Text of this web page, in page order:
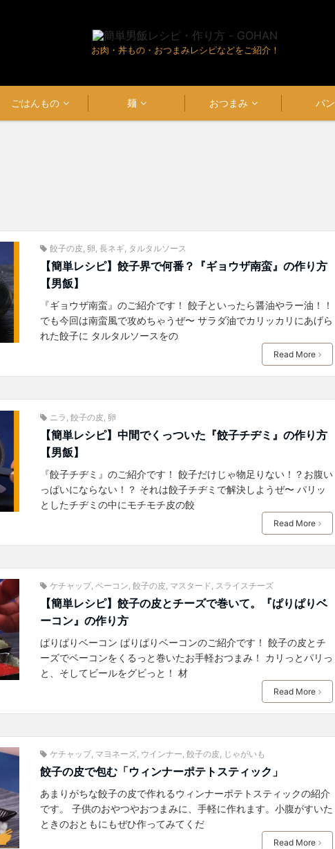
お肉・丼もの・おつまみレシピなどをご紹介！
ごはんもの 麺 おつまみ パン
餃子の皮, 卵, 長ネギ, タルタルソース
【簡単レシピ】餃子界で何番？『ギョウザ南蛮』の作り方
【男飯】
『ギョウザ南蛮』のご紹介です！ 餃子といったら醤油やラー油！！
でも今回は南蛮風で攻めちゃうぜ〜 サラダ油でカリッカリにあげら
れた餃子に タルタルソースをの
Read More
ニラ 餃子の皮 卵
【簡単レシピ】中間でくっついた『餃子チヂミ』の作り方
【男飯】
『餃子チヂミ』のご紹介です！ 餃子だけじゃ物足りない！？お腹い
っぱいにならない！？ それは餃子チヂミで解決しようぜ〜 パリッ
としたチヂミの中にモチモチ皮の餃
Read More
ケチャップ, ベーコン 餃子の皮 マスタード スライスチーズ
【簡単レシピ】餃子の皮とチーズで巻いて。『ぱりぱりベ
ーコン』の作り方
ぱりぱりベーコン ぱりぱりベーコンのご紹介です！ 餃子の皮とチ
ーズでベーコンをくるっと巻いたお手軽おつまみ！ カリっとパリっ
と、そしてビールをグビっと！ 材
Read More
ケチャップ, マヨネーズ, ウインナー, 餃子の皮, じゃがいも
餃子の皮で包む「ウィンナーポテトスティック」
あまりがちな餃子の皮で作れるウィンナーポテトスティックの紹介
です。 子供のおやつやおつまみに、手軽に作れます。小腹がすいた
ときのおともにもぜひ作ってみてくだ
Read More